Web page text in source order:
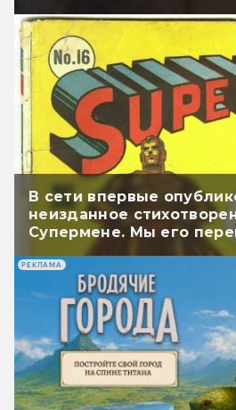
В сети впервые
неизданное
Супермене. Мы его
РЕКЛАМА